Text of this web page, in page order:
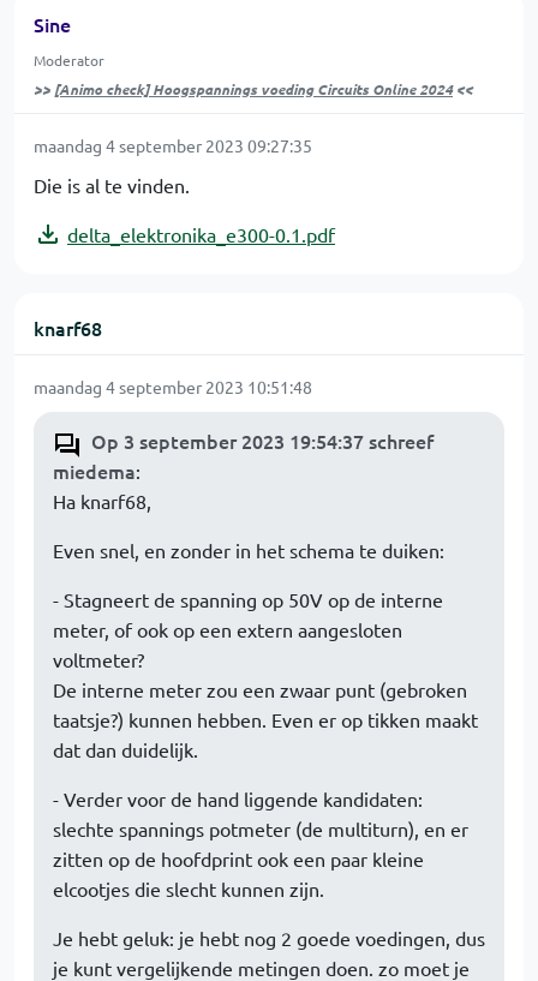
Sine
Moderator
>> [Animo check] Hoogspannings voeding Circuits Online 2024<<
maandag 4 september 2023 09:27:35
Die is al te vinden.
delta_elektronika_e300-0.1.pdf
knarf68
maandag 4 september 2023 10:51:48
Op 3 september 2023 19:54:37 schreef
miedema:
Ha knarf68,
Even snel, en zonder in het schema te duiken:
- Stagneert de spanning op 50V op de interne
meter, of ook op een extern aangesloten
voltmeter?
De interne meter zou een zwaar punt (gebroken
taatsje?) kunnen hebben. Even er op tikken maakt
dat dan duidelijk.
- Verder voor de hand liggende kandidaten:
slechte spannings potmeter (de multiturn), en er
zitten op de hoofdprint ook een paar kleine
elcootjes die slecht kunnen zijn.
Je hebt geluk: je hebt nog 2 goede voedingen, dus
je kunt vergelijkende metingen doen. zo moet je